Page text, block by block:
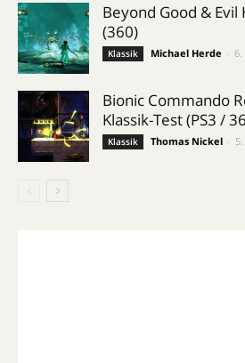
Beyond Good & Evil
(360)
Klassik Michael Herde 6.
Bionic Commando
Klassik-Test (PS3 /
Klassik Thomas Nickel